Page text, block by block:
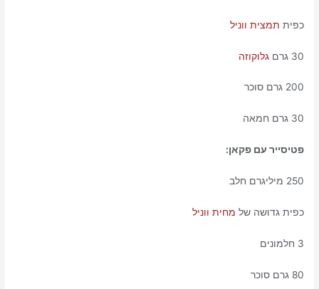
כפית תמצית ווניל
30 גרם גלוקוזה
200 גרם סוכר
30 גרם חמאה
פטיסייר עם פקאן:
250 מיליגרם חלב
כפית גדושה של מחית ווניל
3 חלמונים
80 גרם סוכר